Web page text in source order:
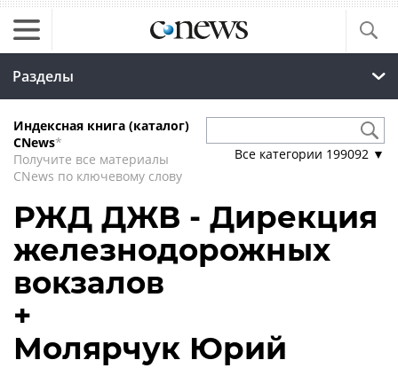
Разделы
Индексная книга (каталог)
CNews*
Получите все материалы
CNews по ключевому слову
Все категории 199092 ▼
РЖД ДЖВ - Дирекция
железнодорожных
вокзалов
+
Молярчук Юрий